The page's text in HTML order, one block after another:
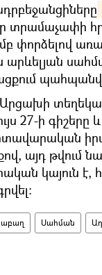
տրամաչափի
փորձելով
27-ի
այդ թվում
կայուն
Սահման